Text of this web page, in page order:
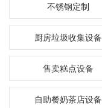
不锈钢定制
厨房垃圾收集设备
售卖糕点设备
自助餐奶茶店设备